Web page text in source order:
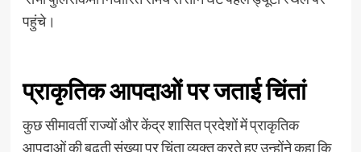
पहुंचे।
प्राकृतिक आपदाओं पर जताई चिंतां
कुछ सीमावर्ती राज्यों और केंद्र शासित प्रदेशों में प्राकृतिक
आपदाओं की बढ़ती संख्या पर चिंता व्यक्त करते हुए उन्होंने कहा कि